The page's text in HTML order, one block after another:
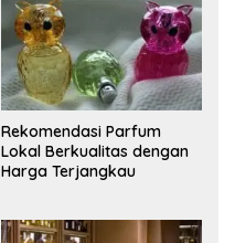
Rekomendasi Parfum
Lokal Berkualitas dengan
Harga Terjangkau